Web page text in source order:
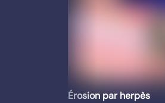
Érosion par herpès